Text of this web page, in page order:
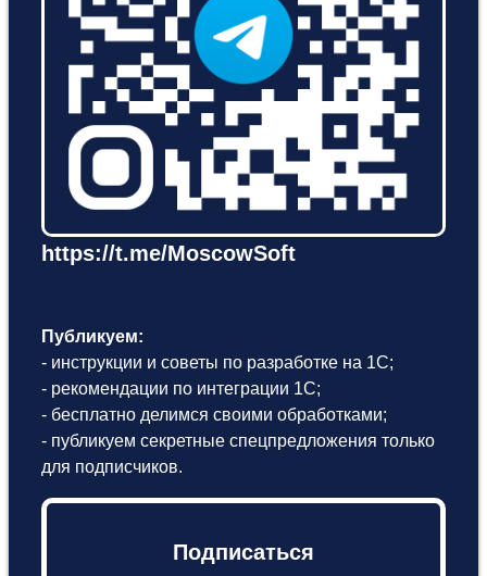
https://t.me/MoscowSoft
Публикуем:
- инструкции и советы по разработке на 1С;
- рекомендации по интеграции 1С;
- бесплатно делимся своими обработками;
- публикуем секретные спецпредложения только
для подписчиков.
Подписаться